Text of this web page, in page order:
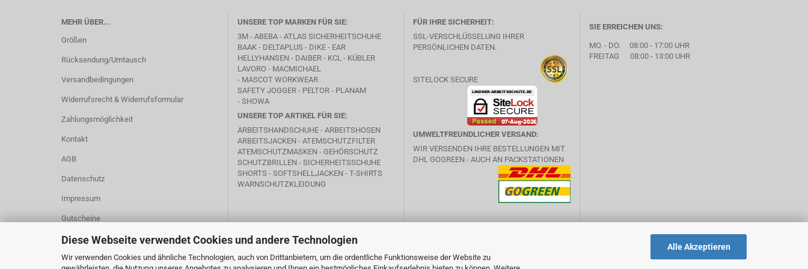
Diese Webseite verwendet Cookies und andere Technologien
Wir verwenden Cookies und ähnliche Technologien, auch von Drittanbietern, um die ordentliche Funktionsweise der Website zu
Alle Akzeptieren
MEHR ÜBER...
Größen
Rücksendung/Umtausch
Versandbedingungen
Widerrufsrecht & Widerrufsformular
Zahlungsmöglichkeit
Kontakt
AGB
Datenschutz
Impressum
Gutscheine
Cookie Einstellungen
UNSERE TOP MARKEN FÜR SIE:
3M - ABEBA - ATLAS SICHERHEITSCHUHE
BAAK- DELTAPLUS - DIKE- EAR
HELLYHANSEN - DAIBER - KCL - KÜBLER
LAVORO - MACMICHAEL
- MASCOT WORKWEAR
SAFETY JOGGER - PELTOR - PLANAM
- SHOWA
UNSERE TOP ARTIKEL FÜR SIE:
ARBEITSHANDSCHUHE - ARBEITSHOSEN
ARBEITSJACKEN - ATEMSCHUTZFILTER
ATEMSCHUTZMASKEN - GEHÖRSCHUTZ
SCHUTZBRILLEN - SICHERHEITSSCHUHE
SHORTS - SOFTSHELLJACKEN - T-SHIRTS
WARNSCHUTZKLEIDUNG
FÜR IHRE SICHERHEIT:
SSL-VERSCHLÜSSELUNG IHRER
PERSÖNLICHEN DATEN.
SITELOCK SECURE
UMWELTFREUNDLICHER VERSAND:
WIR VERSENDEN IHRE BESTELLUNGEN MIT
DHL GOGREEN - AUCH AN PACKSTATIONEN
SIE ERREICHEN UNS:
MO. - DO. 08:00 - 17:00 UHR
FREITAG 08:00 - 13:00 UHR